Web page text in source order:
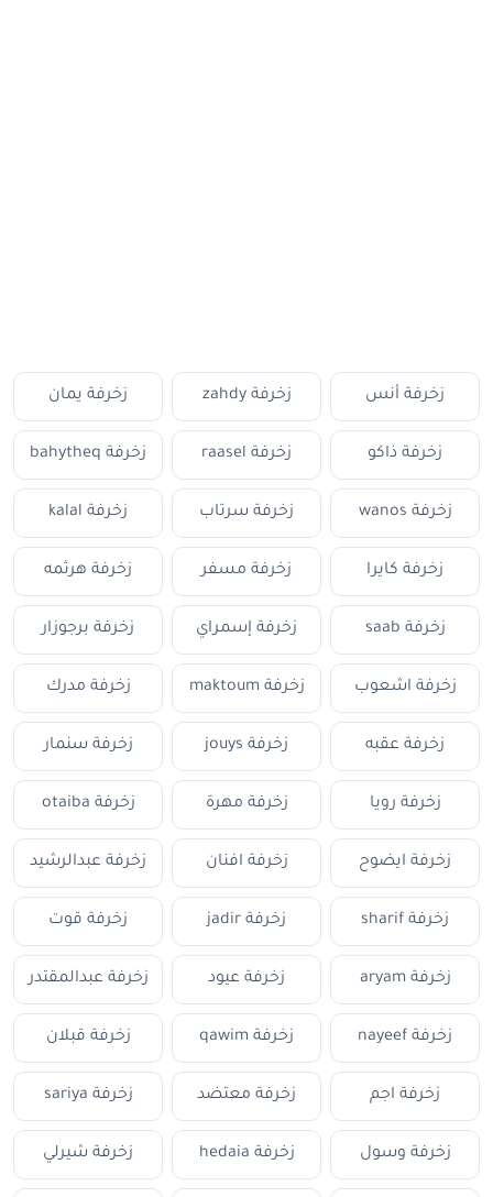
زخرفة أنس زخرفة zahdy زخرفة يمان
زخرفة ذاكو زخرفة raasel زخرفة bahytheq
زخرفة wanos زخرفة سرتاب زخرفة kalal
زخرفة كايرا زخرفة مسفر زخرفة هرثمه
زخرفة saab زخرفة إسمراي زخرفة برجوزار
زخرفة اشعوب زخرفة maktoum زخرفة مدرك
زخرفة عقبه زخرفة jouys زخرفة سنمار
زخرفة رويا زخرفة مهرة زخرفة otaiba
زخرفة ايضوح زخرفة افنان زخرفة عبدالرشيد
زخرفة sharif زخرفة jadir زخرفة قوت
زخرفة aryam زخرفة عيود زخرفة عبدالمقتدر
زخرفة nayeef زخرفة qawim زخرفة قبلان
زخرفة اجم زخرفة معتضد زخرفة sariya
زخرفة وسول زخرفة hedaia زخرفة شيرلي